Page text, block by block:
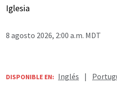
Iglesia
8 agosto 2026, 2:00 a.m. MDT
DISPONIBLE EN: Inglés |